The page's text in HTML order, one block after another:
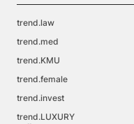
trend.law
trend.med
trend.KMU
trend.female
trend.invest
trend.LUXURY